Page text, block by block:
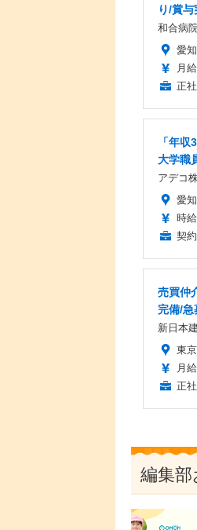
り/賞
和合病
愛
月
正
「年
大学職
アデコ
愛
時
契
売買仲
完備/急
新日本
東
月
正
編集